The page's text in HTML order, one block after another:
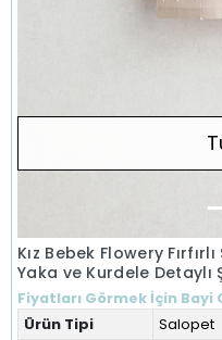
Kız Bebek Flowery
Yaka ve Kurdele Detaylı
Fiyatları Görmek İçin Bayi
Ürün Tipi
Salopet